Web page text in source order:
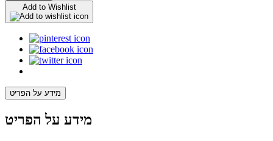
Add to Wishlist
מידע על הפריט
מידע על הפריט